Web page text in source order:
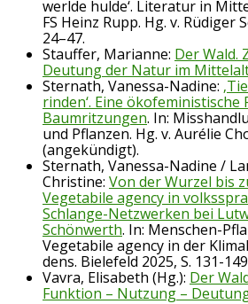
werlde hulde‘. Literatur in
FS Heinz Rupp. Hg. v. Rüdiger
24–47.
Stauffer, Marianne: Der Wald.
Deutung der Natur im
Sternath, Vanessa-Nadine:
rinden‘. Eine
Baumritzungen. In:
und Pflanzen. Hg. v. Aurélie
(angekündigt).
Sternath, Vanessa-Nadine /
Christine: Von der Wurzel bis
Vegetabile agency in
Schlange-Netzwerken bei
Schönwerth. In: Menschen-
Vegetabile agency in der
dens. Bielefeld 2025, S. 131-
Vavra, Elisabeth (Hg.): Der
Funktion – Nutzung –